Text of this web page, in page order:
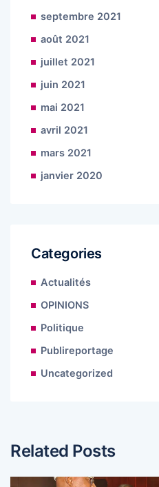
septembre 2021
août 2021
juillet 2021
juin 2021
mai 2021
avril 2021
mars 2021
janvier 2020
Categories
Actualités
OPINIONS
Politique
Publireportage
Uncategorized
Related Posts